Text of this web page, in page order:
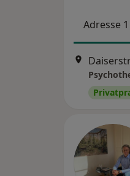
Adresse 1